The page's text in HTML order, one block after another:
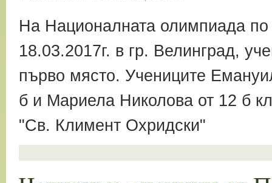
На Националната олимпиада по
18.03.2017г. в гр. Велинград,
първо място. Учениците
б и Мариела Николова от 12 б
"Св. Климент Охридски"